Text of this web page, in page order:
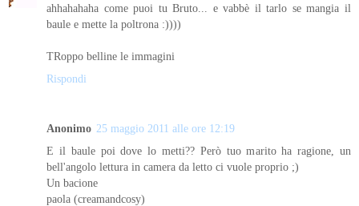
ahhahahaha come puoi tu Bruto... e vabbè il tarlo se mangia il
baule e mette la poltrona :))))
TRoppo belline le immagini
Rispondi
Anonimo 25 maggio 2011 alle ore 12:19
E il baule poi dove lo metti?? Però tuo marito ha ragione, un
bell'angolo lettura in camera da letto ci vuole proprio ;)
Un bacione
paola (creamandcosy)